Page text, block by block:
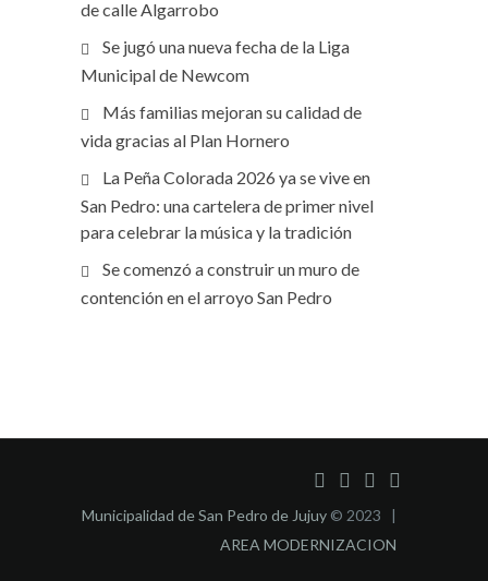
de calle Algarrobo
Se jugó una nueva fecha de la Liga
Municipal de Newcom
Más familias mejoran su calidad de
vida gracias al Plan Hornero
La Peña Colorada 2026 ya se vive en
San Pedro: una cartelera de primer nivel
para celebrar la música y la tradición
Se comenzó a construir un muro de
contención en el arroyo San Pedro
Municipalidad de San Pedro de Jujuy © 2023 |
AREA MODERNIZACION